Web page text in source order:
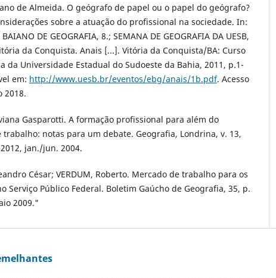
de Almeida. O geógrafo de papel ou o papel do geógrafo?
sobre a atuação do profissional na sociedade. In:
DE GEOGRAFIA, 8.; SEMANA DE GEOGRAFIA DA UESB,
da Conquista. Anais [...]. Vitória da Conquista/BA: Curso
da Universidade Estadual do Sudoeste da Bahia, 2011, p.1-
em: http://www.uesb.br/eventos/ebg/anais/1b.pdf. Acesso
2018.
Gasparotti. A formação profissional para além do
trabalho: notas para um debate. Geografia, Londrina, v. 13,
jan./jun. 2004.
César; VERDUM, Roberto. Mercado de trabalho para os
Serviço Público Federal. Boletim Gaúcho de Geografia, 35, p.
2009."